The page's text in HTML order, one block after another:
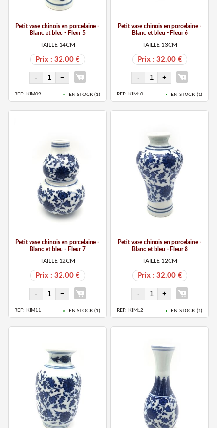
Petit vase chinois en porcelaine -
Blanc et bleu - Fleur 5
TAILLE 14CM
Prix : 32.00 €
REF: KIM09 EN STOCK ( 1 )
Petit vase chinois en porcelaine -
Blanc et bleu - Fleur 6
TAILLE 13CM
Prix : 32.00 €
REF: KIM10 EN STOCK ( 1 )
Petit vase chinois en porcelaine -
Blanc et bleu - Fleur 7
TAILLE 12CM
Prix : 32.00 €
REF: KIM11 EN STOCK ( 1 )
Petit vase chinois en porcelaine -
Blanc et bleu - Fleur 8
TAILLE 12CM
Prix : 32.00 €
REF: KIM12 EN STOCK ( 1 )